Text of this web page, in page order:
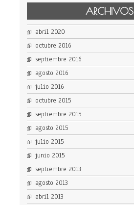
ARCHIVOS
abril 2020
octubre 2016
septiembre 2016
agosto 2016
julio 2016
octubre 2015
septiembre 2015
agosto 2015
julio 2015
junio 2015
septiembre 2013
agosto 2013
abril 2013